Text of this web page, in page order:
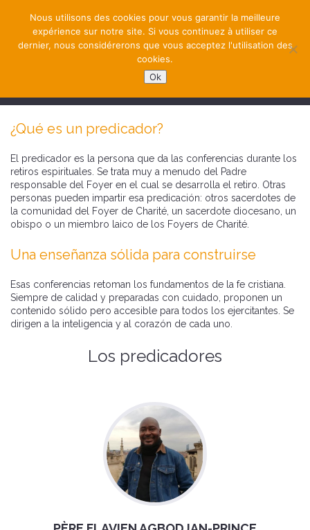
¿Qué es un predicador?
El predicador es la persona que da las conferencias durante los
retiros espirituales. Se trata muy a menudo del Padre
responsable del Foyer en el cual se desarrolla el retiro. Otras
personas pueden impartir esa predicación: otros sacerdotes de
la comunidad del Foyer de Charité, un sacerdote diocesano, un
obispo o un miembro laico de los Foyers de Charité.
Una enseñanza sólida para construirse
Esas conferencias retoman los fundamentos de la fe cristiana.
Siempre de calidad y preparadas con cuidado, proponen un
contenido sólido pero accesible para todos los ejercitantes. Se
dirigen a la inteligencia y al corazón de cada uno.
Los predicadores
Nous utilisons des cookies pour vous garantir la meilleure
expérience sur notre site. Si vous continuez à utiliser ce
dernier, nous considérerons que vous acceptez l'utilisation des
cookies.
Ok